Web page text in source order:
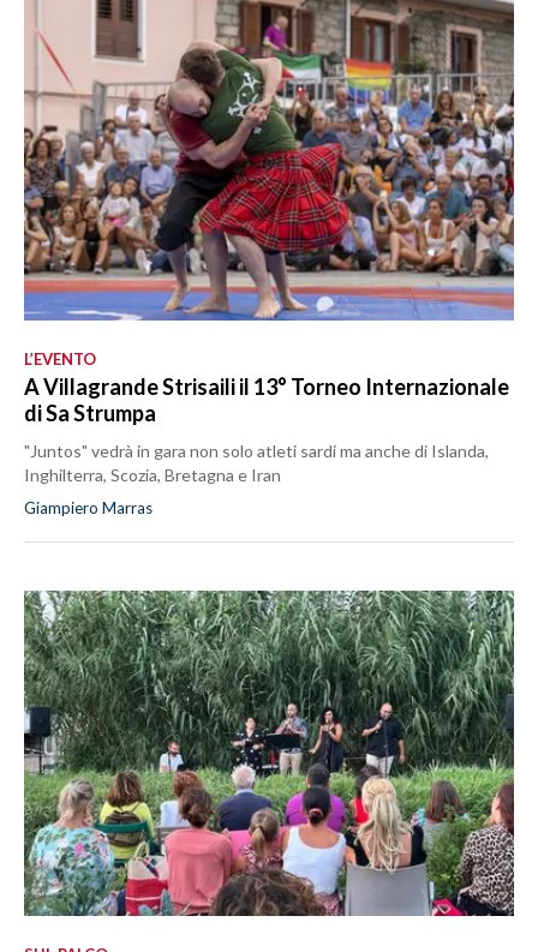
L’EVENTO
A Villagrande Strisaili il 13° Torneo Internazionale
di Sa Strumpa
"Juntos" vedrà in gara non solo atleti sardi ma anche di Islanda,
Inghilterra, Scozia, Bretagna e Iran
Giampiero Marras